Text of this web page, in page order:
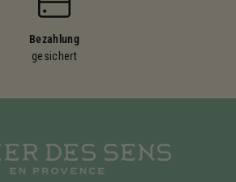
Bezahlung
gesichert